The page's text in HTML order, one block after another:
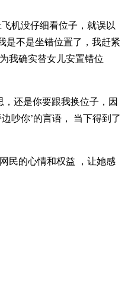
机没仔细看位子，就误以
是不是坐错位置了，我赶紧
我确实替女儿安置错位
还是你要跟我换位子，因
吵你’的言语， 当下得到了
民的心情和权益 ，让她感